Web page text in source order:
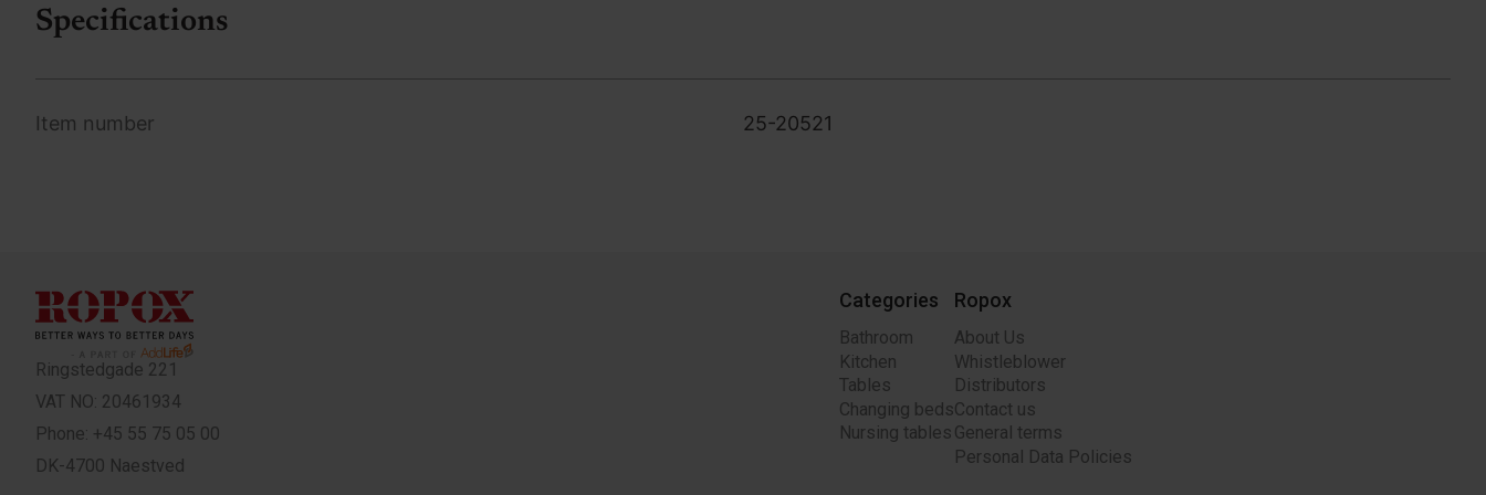
Specifications
Item number 25-20521
Ringstedgade 221
VAT NO: 20461934
Phone: +45 55 75 05 00
DK-4700 Naestved
Categories
Bathroom
Kitchen
Tables
Changing beds
Nursing tables
Ropox
About Us
Whistleblower
Distributors
Contact us
General terms
Personal Data Policies